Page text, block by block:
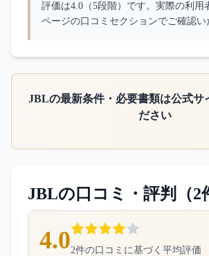
評価は4.0（5段階）です。実際の利用
ページの口コミセクションでご確認い
JBLの最新条件・必要書類は公式サ
ださい
JBLの口コミ・評判（2
4.02件の口コミに基づく平均評価